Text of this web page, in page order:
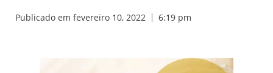
Publicado em fevereiro 10, 2022 6:19 pm